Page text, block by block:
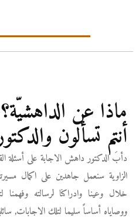
ماذا عن الداهشيّة؟
أنتم تسألون
دأبَ الدكتور داهش الاجابة على أسئلة
الزاوية سنعمل جاهدين على اكمال
خلال وعينا وادراكنا لرسالته وفهمنا
ووصاياه أساساً سليما لتلك الاجابات,